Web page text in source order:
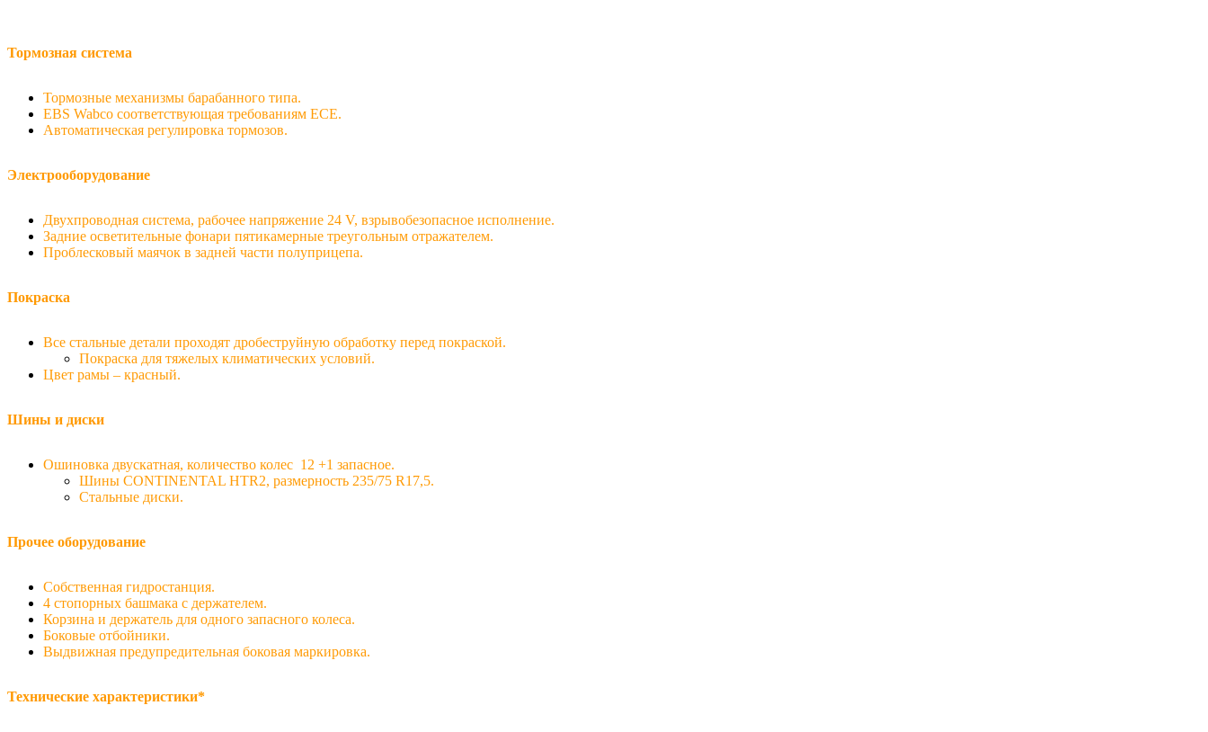
Тормозная система
Тормозные механизмы барабанного типа.
EBS Wabco соответствующая требованиям ECE.
Автоматическая регулировка тормозов.
Электрооборудование
Двухпроводная система, рабочее напряжение 24 V, взрывобезопасное исполнение.
Задние осветительные фонари пятикамерные треугольным отражателем.
Проблесковый маячок в задней части полуприцепа.
Покраска
Все стальные детали проходят дробеструйную обработку перед покраской.
Покраска для тяжелых климатических условий.
Цвет рамы – красный.
Шины и диски
Ошиновка двускатная, количество колес 12 +1 запасное.
Шины CONTINENTAL HTR2, размерность 235/75 R17,5.
Стальные диски.
Прочее оборудование
Собственная гидростанция.
4 стопорных башмака с держателем.
Корзина и держатель для одного запасного колеса.
Боковые отбойники.
Выдвижная предупредительная боковая маркировка.
Технические характеристики*